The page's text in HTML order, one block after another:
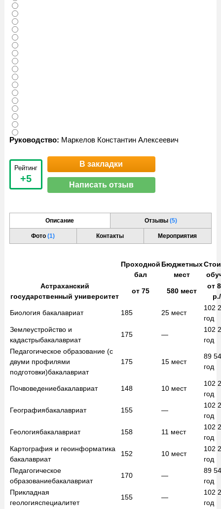
Руководство: Маркелов Константин Алексеевич
Рейтинг
+5
В закладки
Написать отзыв
Описание Отзывы (5)
Фото(1) Контакты Мероприятия
Проходной
бал
Бюджетных
мест
Астраханский
государственный университет
от75 580 мест
от
Биология бакалавриат 185 25 мест
102
год
Землеустройство и
кадастрыбакалавриат
175 —
102
год
Педагогическое образование (с
двуми профилями
подготовки)бакалавриат
175 15 мест
89
год
Почвоведениебакалавриат 148 10 мест
102
год
Географиябакалавриат 155 —
102
год
Геологиябакалавриат 158 11 мест
102
год
Картография и геоинформатика
бакалавриат
152 10 мест
102
год
Педагогическое
образованиебакалавриат
170 —
89
год
Прикладная
геологияспециалитет
155 —
102
год